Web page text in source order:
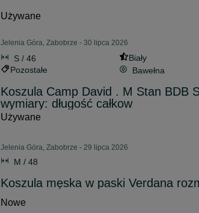
Używane
Jelenia Góra, Zabobrze - 30 lipca 2026
S / 46
Biały
Pozostałe
Bawełna
Koszula Camp David . M Stan BDB
wymiary: długość całkow
Używane
Jelenia Góra, Zabobrze - 29 lipca 2026
M / 48
Koszula męska w paski Verdana
Nowe